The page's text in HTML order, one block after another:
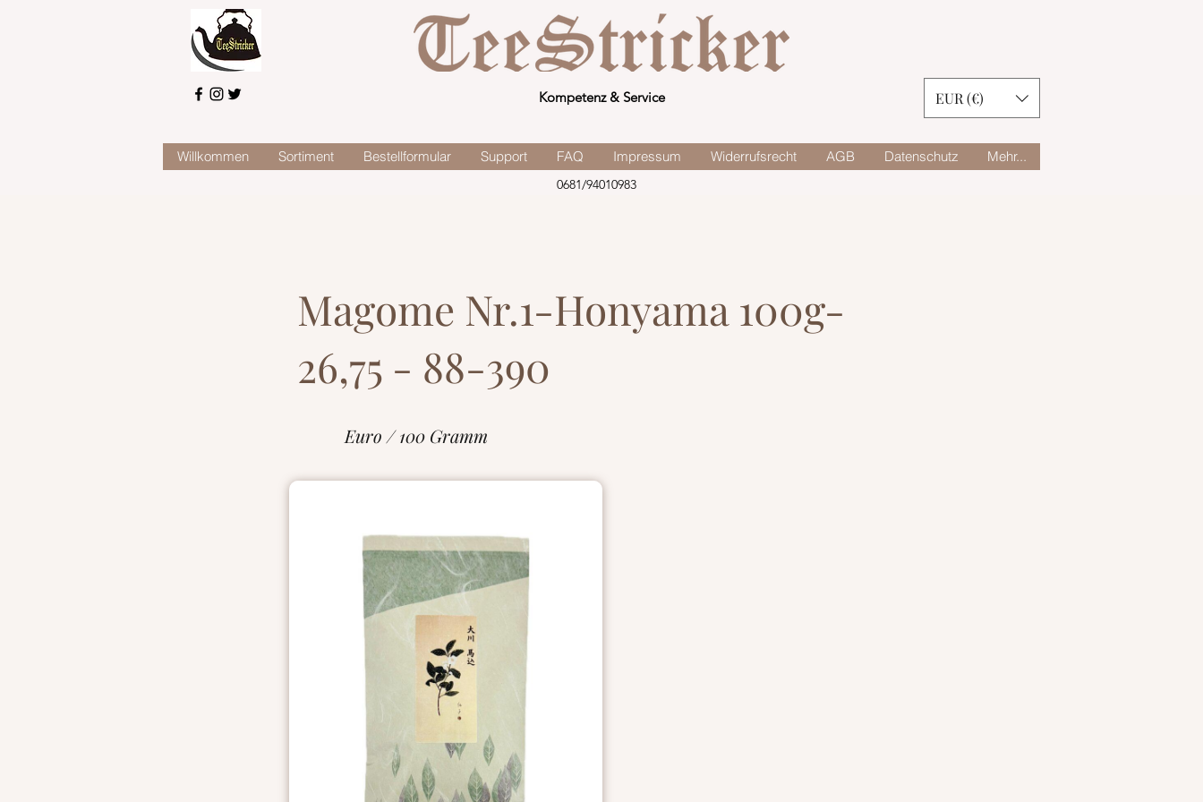
Kompetenz & Service EUR (€)
Willkommen Sortiment Bestellformular Support FAQ Impressum Widerrufsrecht AGB Datenschutz Mehr...
0681/94010983
Magome Nr.1-Honyama 100g-
26,75 - 88-390
Euro / 100 Gramm